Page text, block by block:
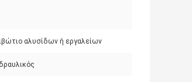
αλυσίδων ή εργαλείων